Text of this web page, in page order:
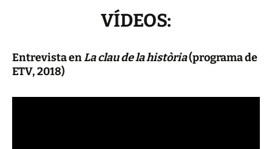
VÍDEOS:
Entrevista enLa clau de la història(programa de
ETV, 2018)